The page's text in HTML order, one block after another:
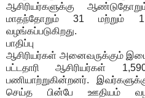
ஆசிரியர்களுக்கு
மாதந்தோறும் 31 மற்றும்
வழங்கப்படுகிறது.
பாதிப்பு
ஆசிரியர்கள் அனைவருக்கும்
பட்டதாரி ஆசிரியர்கள்
பணியாற்றுகின்றனர்.
செய்த பின்பே ஊதியம்